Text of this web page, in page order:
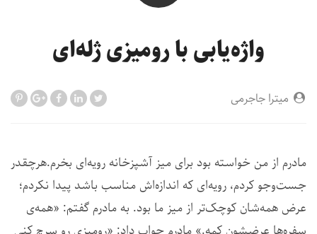
واژه‌یابی با رومیزی ژله‌ای
میترا جاجرمی
مادرم از من خواسته بود برای میز آشپزخانه رویه‌ای بخرم.هرچقدر
جست‌وجو کردم، رویه‌ای که اندازه‌اش مناسب باشد پیدا نکردم؛
عرض همه‌شان کوچک‌تر از میز ما بود. به مادرم گفتم: «همه‌ی